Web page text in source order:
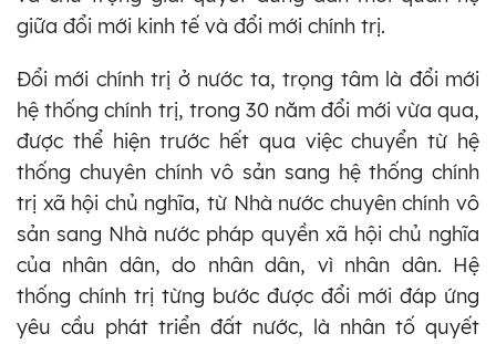
giữa đổi mới kinh tế và đổi mới chính trị.
Đổi mới chính trị ở nước ta, trọng tâm là đổi mới
hệ thống chính trị, trong 30 năm đổi mới vừa qua,
được thể hiện trước hết qua việc chuyển từ hệ
thống chuyên chính vô sản sang hệ thống chính
trị xã hội chủ nghĩa, từ Nhà nước chuyên chính vô
sản sang Nhà nước pháp quyền xã hội chủ nghĩa
của nhân dân, do nhân dân, vì nhân dân. Hệ
thống chính trị từng bước được đổi mới đáp ứng
yêu cầu phát triển đất nước, là nhân tố quyết